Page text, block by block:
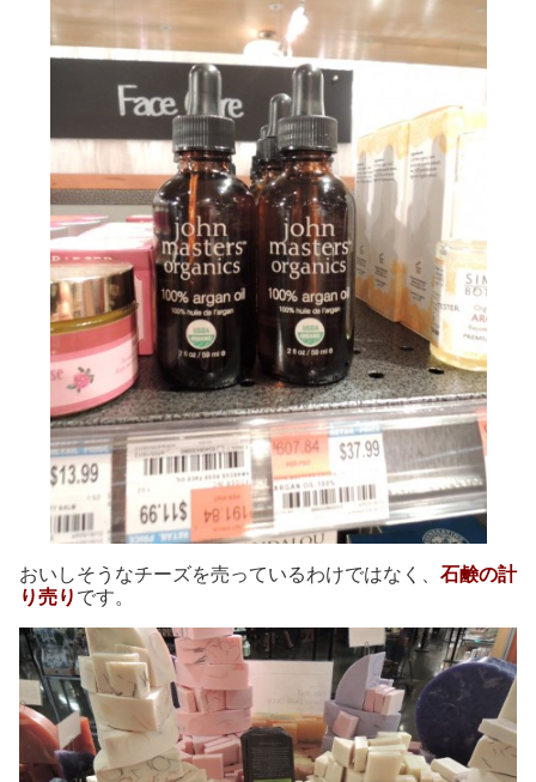
おいしそうなチーズを売っているわけではなく、 石鹸の計
り売り です。